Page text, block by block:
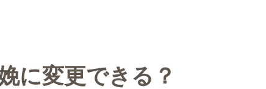
に変更できる？